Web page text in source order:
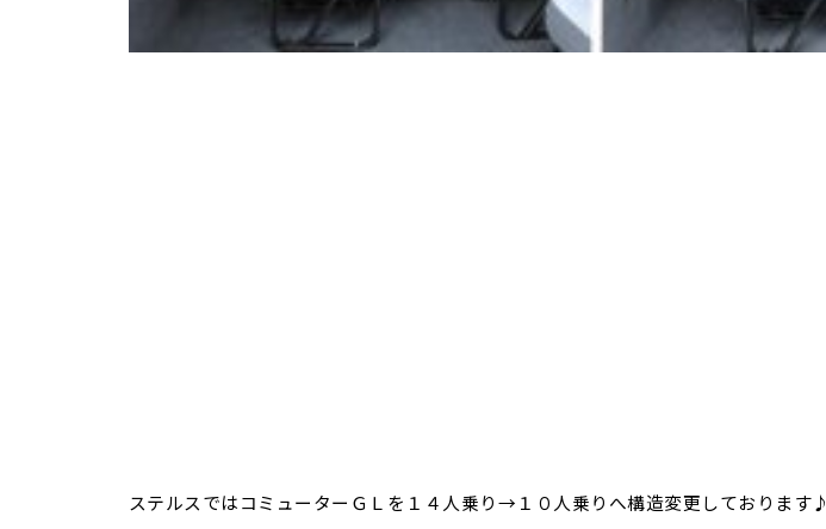
ステルスではコミューターＧＬを１４人乗り→１０人乗りへ構造変更しております♪